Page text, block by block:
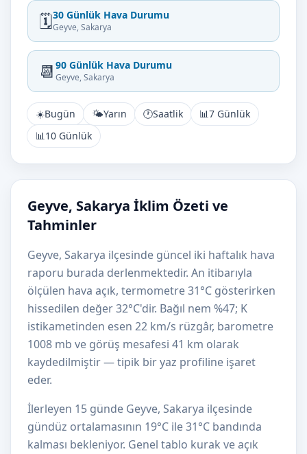
🗓️30 Günlük Hava Durumu
Geyve, Sakarya
📆 90 Günlük Hava Durumu
Geyve, Sakarya
☀️Bugün 🌤️Yarın 🕐Saatlik 📊7 Günlük
📊10 Günlük
Geyve, Sakarya İklim Özeti ve
Tahminler
Geyve, Sakarya ilçesinde güncel iki haftalık hava
raporu burada derlenmektedir. An itibarıyla
ölçülen hava açık, termometre 31°C gösterirken
hissedilen değer 32°C'dir. Bağıl nem %47; K
istikametinden esen 22 km/s rüzgâr, barometre
1008 mb ve görüş mesafesi 41 km olarak
kaydedilmiştir — tipik bir yaz profiline işaret
eder.
İlerleyen 15 günde Geyve, Sakarya ilçesinde
gündüz ortalamasının 19°C ile 31°C bandında
kalması bekleniyor. Genel tablo kurak ve açık